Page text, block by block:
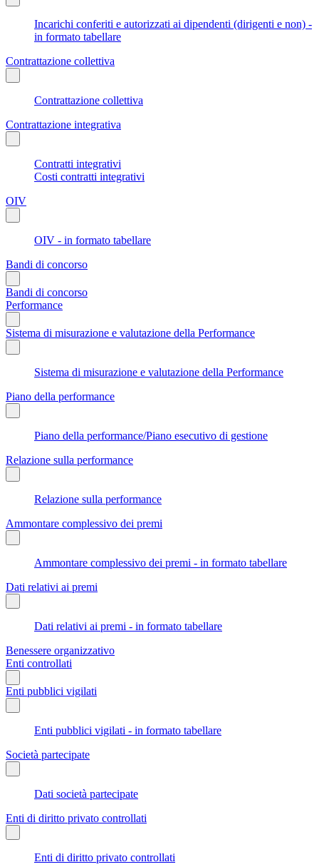
Incarichi conferiti e autorizzati ai dipendenti (dirigenti e non) -
in formato tabellare
Contrattazione collettiva
Contrattazione collettiva
Contrattazione integrativa
Contratti integrativi
Costi contratti integrativi
OIV
OIV - in formato tabellare
Bandi di concorso
Bandi di concorso
Performance
Sistema di misurazione e valutazione della Performance
Sistema di misurazione e valutazione della Performance
Piano della performance
Piano della performance/Piano esecutivo di gestione
Relazione sulla performance
Relazione sulla performance
Ammontare complessivo dei premi
Ammontare complessivo dei premi - in formato tabellare
Dati relativi ai premi
Dati relativi ai premi - in formato tabellare
Benessere organizzativo
Enti controllati
Enti pubblici vigilati
Enti pubblici vigilati - in formato tabellare
Società partecipate
Dati società partecipate
Enti di diritto privato controllati
Enti di diritto privato controllati